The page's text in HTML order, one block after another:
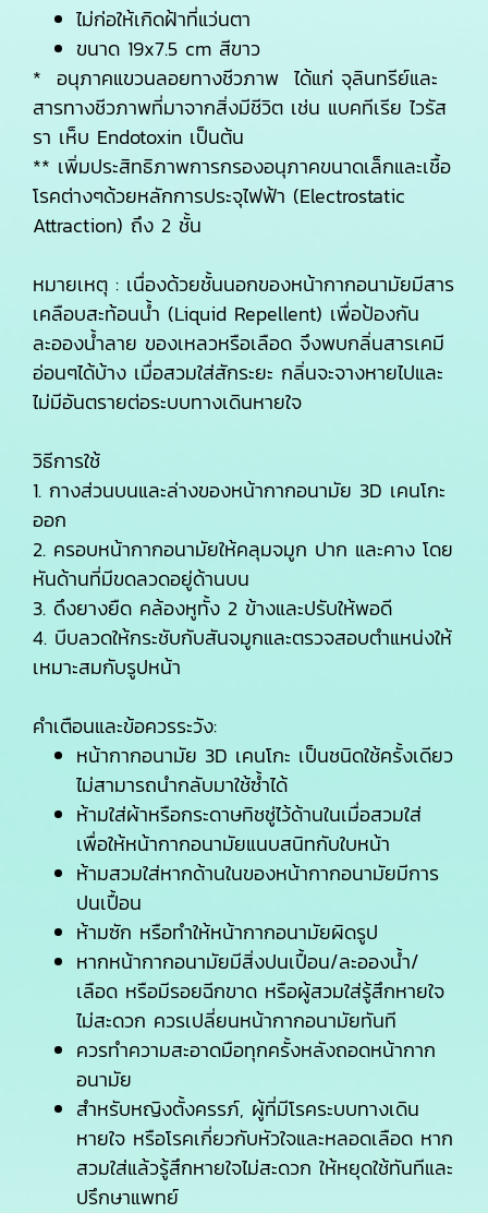
ไม่ก่อให้เกิดฝ้าที่แว่นตา
ขนาด 19x7.5 cm สีขาว
* อนุภาคแขวนลอยทางชีวภาพ ได้แก่ จุลินทรีย์และ
สารทางชีวภาพที่มาจากสิ่งมีชีวิต เช่น แบคทีเรีย ไวรัส
รา เห็บ Endotoxin เป็นต้น
** เพิ่มประสิทธิภาพการกรองอนุภาคขนาดเล็กและเชื้อ
โรคต่างๆด้วยหลักการประจุไฟฟ้า (Electrostatic
Attraction) ถึง 2 ชั้น
หมายเหตุ : เนื่องด้วยชั้นนอกของหน้ากากอนามัยมีสาร
เคลือบสะท้อนน้ำ (Liquid Repellent) เพื่อป้องกัน
ละอองน้ำลาย ของเหลวหรือเลือด จึงพบกลิ่นสารเคมี
อ่อนๆได้บ้าง เมื่อสวมใส่สักระยะ กลิ่นจะจางหายไปและ
ไม่มีอันตรายต่อระบบทางเดินหายใจ
วิธีการใช้
1. กางส่วนบนและล่างของหน้ากากอนามัย 3D เคนโกะ
ออก
2. ครอบหน้ากากอนามัยให้คลุมจมูก ปาก และคาง โดย
หันด้านที่มีขดลวดอยู่ด้านบน
3. ดึงยางยืด คล้องหูทั้ง 2 ข้างและปรับให้พอดี
4. บีบลวดให้กระชับกับสันจมูกและตรวจสอบตำแหน่งให้
เหมาะสมกับรูปหน้า
คำเตือนและข้อควรระวัง:
หน้ากากอนามัย 3D เคนโกะ เป็นชนิดใช้ครั้งเดียว
ไม่สามารถนำกลับมาใช้ซ้ำได้
ห้ามใส่ผ้าหรือกระดาษทิชชู่ไว้ด้านในเมื่อสวมใส่
เพื่อให้หน้ากากอนามัยแนบสนิทกับใบหน้า
ห้ามสวมใส่หากด้านในของหน้ากากอนามัยมีการ
ปนเปื้อน
ห้ามซัก หรือทำให้หน้ากากอนามัยผิดรูป
หากหน้ากากอนามัยมีสิ่งปนเปื้อน/ละอองน้ำ/
เลือด หรือมีรอยฉีกขาด หรือผู้สวมใส่รู้สึกหายใจ
ไม่สะดวก ควรเปลี่ยนหน้ากากอนามัยทันที
ควรทำความสะอาดมือทุกครั้งหลังถอดหน้ากาก
อนามัย
สำหรับหญิงตั้งครรภ์, ผู้ที่มีโรคระบบทางเดิน
หายใจ หรือโรคเกี่ยวกับหัวใจและหลอดเลือด หาก
สวมใส่แล้วรู้สึกหายใจไม่สะดวก ให้หยุดใช้ทันทีและ
ปรึกษาแพทย์